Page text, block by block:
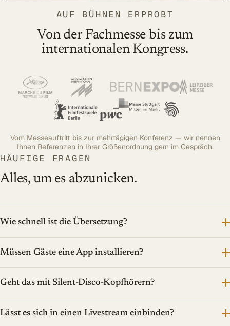
AUF BÜHNEN ERPROBT
Von der Fachmesse bis zum
internationalen Kongress.
Vom Messeauftritt bis zur mehrtägigen Konferenz — wir nennen
Ihnen Referenzen in Ihrer Größenordnung gern im Gespräch.
HÄUFIGE FRAGEN
Alles, um es abzunicken.
Wie schnell ist die Übersetzung?
Müssen Gäste eine App installieren?
Geht das mit Silent-Disco-Kopfhörern?
Lässt es sich in einen Livestream einbinden?